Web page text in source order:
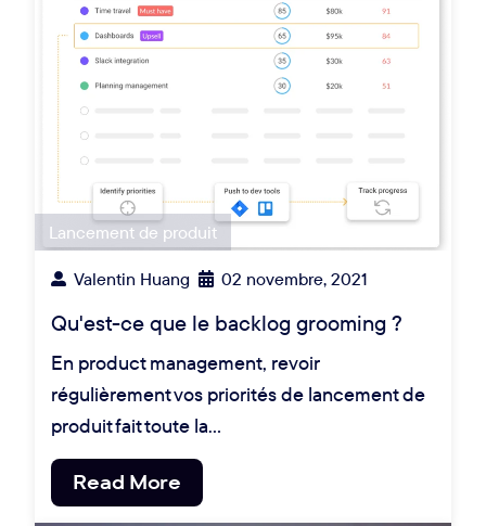
Lancement de produit
Valentin Huang 02 novembre, 2021
Qu'est-ce que le backlog grooming ?
En product management, revoir
régulièrement vos priorités de lancement de
produit fait toute la…
Read More